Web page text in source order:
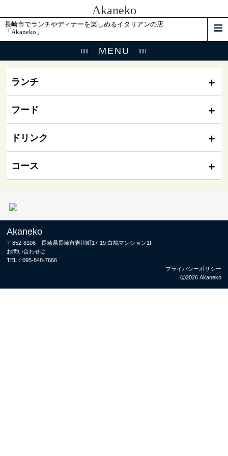
Akaneko
長崎市でランチやディナーを楽しめるイタリアンの店
「Akaneko」
MENU
ランチ
フード
ドリンク
コース
Akaneko
〒852-8106 長崎県長崎市岩川町17-19 白鳩マンション1F
お問い合わせは
TEL：095-848-7666
プライバシーポリシー
Ⓒ2026 Akaneko